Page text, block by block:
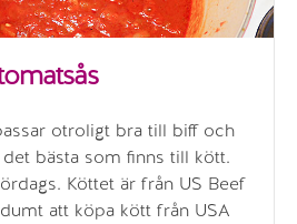
otroligt bra till biff och
bästa som finns till kött.
Köttet är från US Beef
att köpa kött från USA